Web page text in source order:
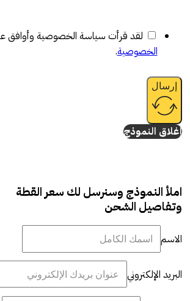
لقد قرأت سياسة الخصوصية وأوافق
الخصوصية.
إرسال
إغلاق النموذج
املأ النموذج وسنرسل لك سعر القطة
وتفاصيل الشحن
الاسم
البريد الإلكتروني